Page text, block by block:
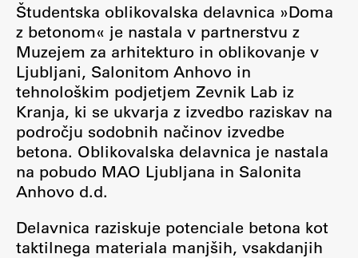
Research
Achievements
Work
Final Theses and Dissertations
Development cooperation and humanitarian aid –
Študentska oblikovalska delavnica »Doma
z betonom« je nastala v partnerstvu z
Muzejem za arhitekturo in oblikovanje v
Ljubljani, Salonitom Anhovo in
tehnološkim podjetjem Zevnik Lab iz
Kranja, ki se ukvarja z izvedbo raziskav na
področju sodobnih načinov izvedbe
betona. Oblikovalska delavnica je nastala
na pobudo MAO Ljubljana in Salonita
Anhovo d.d.
Delavnica raziskuje potenciale betona kot
taktilnega materiala manjših, vsakdanjih